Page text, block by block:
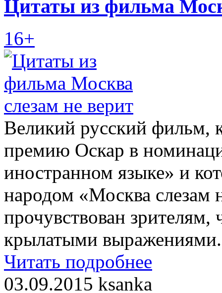
Цитаты из фильма
16+
Великий русский фильм,
премию Оскар в
иностранном языке» и
народом «Москва слезам
прочувствован зрителям,
крылатыми выражениями.
Читать подробнее
03.09.2015 ksanka